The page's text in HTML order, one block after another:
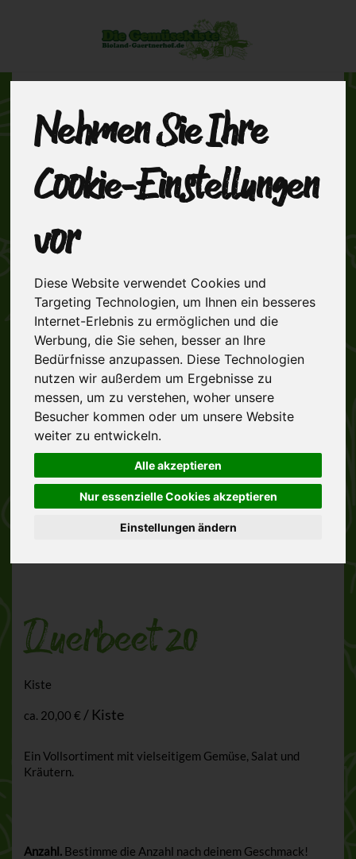
Nehmen Sie Ihre
Cookie-Einstellungen
vor
Diese Website verwendet Cookies und
Targeting Technologien, um Ihnen ein besseres
Internet-Erlebnis zu ermöglichen und die
Werbung, die Sie sehen, besser an Ihre
Bedürfnisse anzupassen. Diese Technologien
nutzen wir außerdem um Ergebnisse zu
messen, um zu verstehen, woher unsere
Besucher kommen oder um unsere Website
weiter zu entwickeln.
Alle akzeptieren
Nur essenzielle Cookies akzeptieren
Einstellungen ändern
Querbeet 20
Kiste
ca. 20,00 € / Kiste
Ein Vollsortiment mit vielseitigem Gemüse, Salat und
Kräutern.
Anzahl. Bestimme die Anzahl nach deinem Geschmack!